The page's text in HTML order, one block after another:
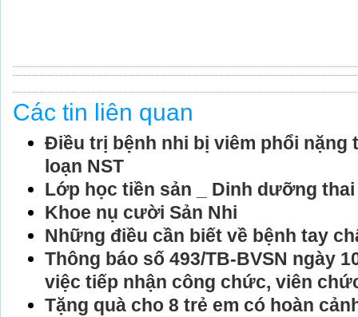
Các tin liên quan
Điều trị bệnh nhi bị viêm phổi nặng
loạn NST
Lớp học tiền sản _ Dinh dưỡng
Khoe nụ cười Sản Nhi
Những điều cần biết về bệnh tay
Thông báo số 493/TB-BVSN ngày
việc tiếp nhận công chức, viên
Tặng quà cho 8 trẻ em có hoàn